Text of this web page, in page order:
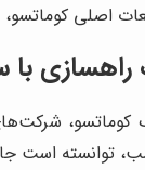
اصلی کوماتسو،
راهسازی با
کوماتسو،
است